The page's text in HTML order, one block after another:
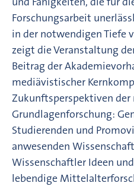
Forschungsarbeit
in der notwendigen Tiefe
zeigt die Veranstaltung
Beitrag der
mediävistischer
Zukunftsperspektiven
Grundlagenforschung:
Studierenden und
anwesenden
Wissenschaftler Ideen
lebendige